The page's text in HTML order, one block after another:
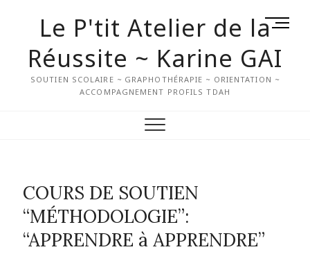
Le P'tit Atelier de la
Réussite ~ Karine GAI
SOUTIEN SCOLAIRE ~ GRAPHOTHÉRAPIE ~ ORIENTATION ~
ACCOMPAGNEMENT PROFILS TDAH
M
n
u
COURS DE SOUTIEN
“MÉTHODOLOGIE”:
“APPRENDRE à APPRENDRE”